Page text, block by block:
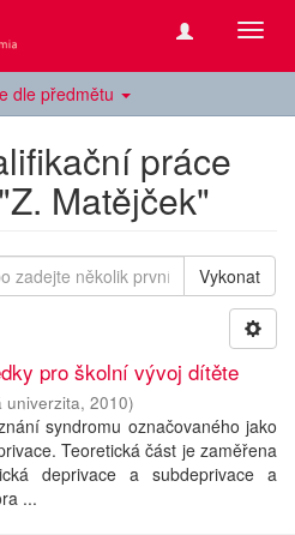
dle předmětu
práce
Matějček"
Vykonat
pro školní vývoj dítěte
univerzita, 2010)
syndromu označovaného jako
Teoretická část je zaměřena
deprivace a subdeprivace a
...